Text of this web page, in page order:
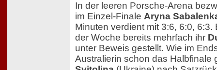
In der leeren Porsche-Arena
im Einzel-Finale Aryna
Minuten verdient mit 3:6, 6:0, 6:3.
der Woche bereits mehrfach ihr
unter Beweis gestellt. Wie im
Australierin schon das Halbfinale